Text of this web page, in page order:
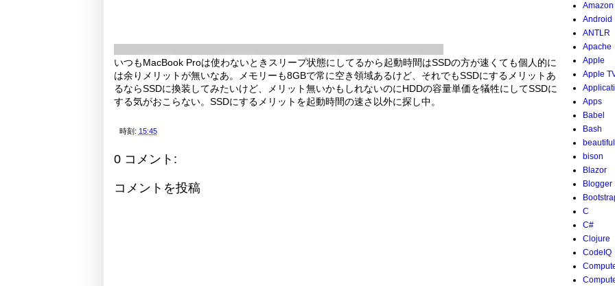
いつもMacBook Proは使わないときスリープ状態にしてるから起動時間はSSDの方が速くても個人的に
は余りメリットが無いなあ。メモリーも8GBで常に空き領域あるけど、それでもSSDにするメリットあ
るならSSDに換装してみたいけど、メリット無いかもしれないのにHDDの容量単価を犠牲にしてSSDに
する気がおこらない。SSDにするメリットを起動時間の速さ以外に探し中。
時刻: 15:45
0 コメント:
コメントを投稿
Amazon
Android
ANTLR
Apache
Apple
Apple
Apps
Babel
Bash
bison
Blazor
Blogger
C
C#
Clojure
CodeIQ